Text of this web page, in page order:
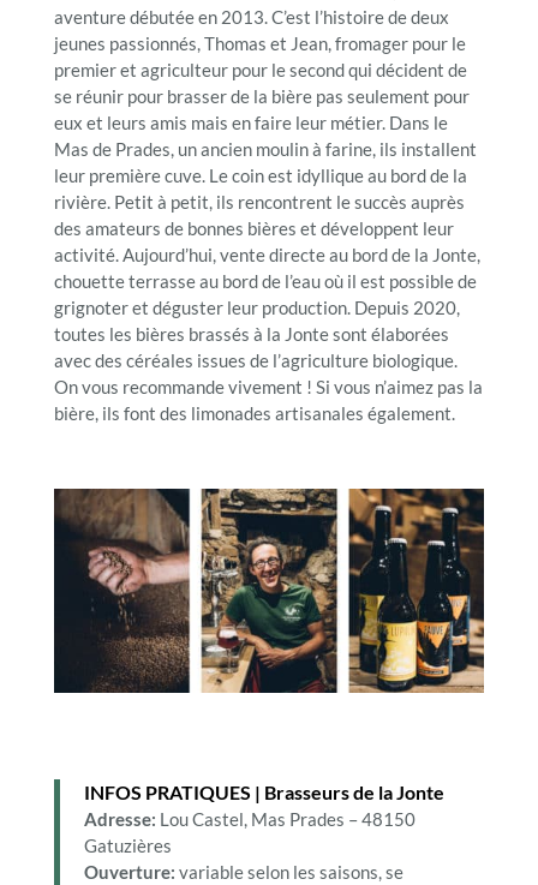
aventure débutée en 2013. C’est l’histoire de deux
jeunes passionnés, Thomas et Jean, fromager pour le
premier et agriculteur pour le second qui décident de
se réunir pour brasser de la bière pas seulement pour
eux et leurs amis mais en faire leur métier. Dans le
Mas de Prades, un ancien moulin à farine, ils installent
leur première cuve. Le coin est idyllique au bord de la
rivière. Petit à petit, ils rencontrent le succès auprès
des amateurs de bonnes bières et développent leur
activité. Aujourd’hui, vente directe au bord de la Jonte,
chouette terrasse au bord de l’eau où il est possible de
grignoter et déguster leur production. Depuis 2020,
toutes les bières brassés à la Jonte sont élaborées
avec des céréales issues de l’agriculture biologique.
On vous recommande vivement ! Si vous n’aimez pas la
bière, ils font des limonades artisanales également.
INFOS PRATIQUES | Brasseurs de la Jonte
Adresse: Lou Castel, Mas Prades – 48150
Gatuzières
Ouverture: variable selon les saisons, se